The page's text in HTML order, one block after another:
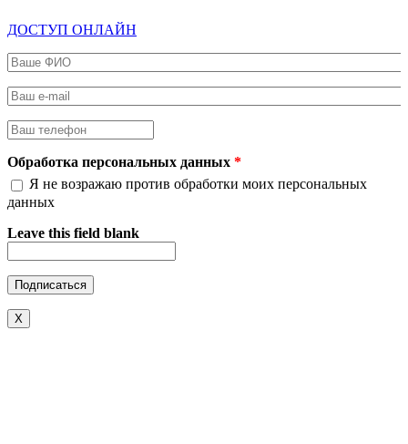
ДОСТУП ОНЛАЙН
Ваше ФИО
Ваш e-mail
Ваш телефон
Обработка персональных данных *
Я не возражаю против обработки моих персональных
данных
Leave this field blank
X